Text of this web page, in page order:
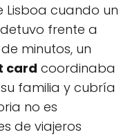
cuando un
frente a
minutos, un
card coordinaba
familia y cubría
no es
de viajeros